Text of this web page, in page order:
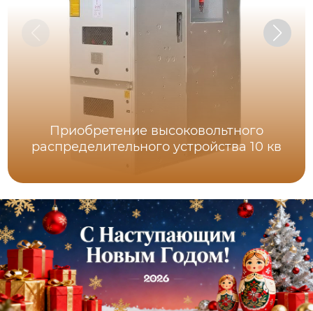
Приобретение высоковольтного
распределительного устройства 10 кв